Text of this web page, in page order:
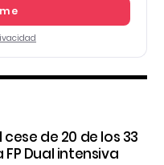
de 20 de los 33
Dual intensiva